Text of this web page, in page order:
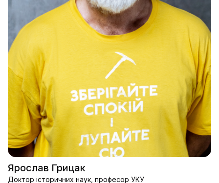
Ярослав Грицак
Доктор історичних наук, професор УКУ